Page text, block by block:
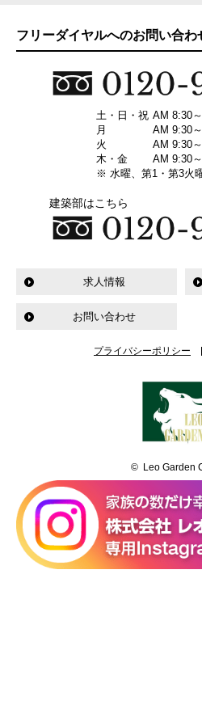
フリーダイヤルへのお問い合わ
土・日・祝 AM 8:30
月
AM 9:30
火
AM 9:30
木・金
AM 9:30
※ 水曜、第1・第3火
建築部はこちら
求人情報
お問い合わせ
プライバシーポリシー
© Leo Garden